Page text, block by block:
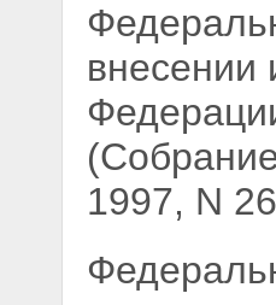
внесении
1997, N